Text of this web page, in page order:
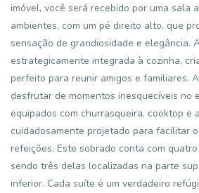
imóvel, você será recebido por uma sala
ambientes, com um pé direito alto, que
sensação de grandiosidade e elegância.
estrategicamente integrada à cozinha,
perfeito para reunir amigos e familiares.
desfrutar de momentos inesquecíveis no
equipados com churrasqueira, cooktop e
cuidadosamente projetado para facilitar
refeições. Este sobrado conta com
sendo três delas localizadas na parte
inferior. Cada suíte é um verdadeiro